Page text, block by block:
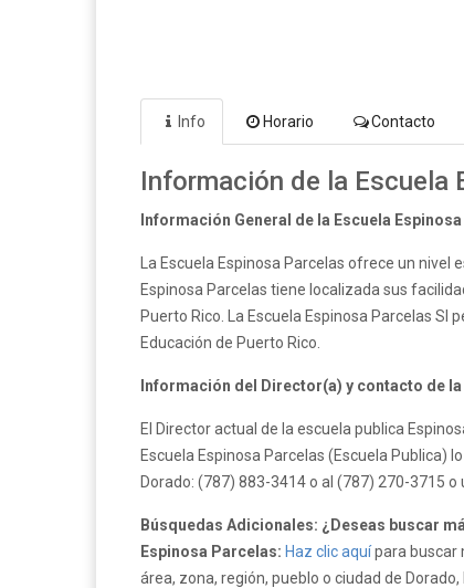
Info Horario Contacto
Información de la Escuela
Información General de la Escuela
La Escuela Espinosa Parcelas ofrece un nivel
Espinosa Parcelas tiene localizada sus
Puerto Rico. La Escuela Espinosa Parcelas
Educación de Puerto Rico.
Información del Director(a) y contacto de
El Director actual de la escuela publica
Escuela Espinosa Parcelas (Escuela Publica)
Dorado: (787) 883-3414 o al (787) 270-3715
Búsquedas Adicionales: ¿Deseas buscar
Espinosa Parcelas: Haz clic aquípara buscar
área, zona, región, pueblo o ciudad de Dorado,